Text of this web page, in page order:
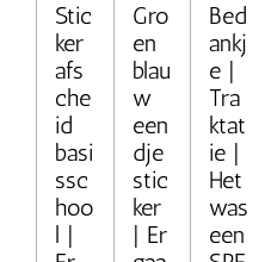
Stic
ker
afs
che
id
basi
ssc
hoo
l |
Gro
en
blau
w
een
dje
stic
ker
| Er
Bed
ankj
e |
Tra
ktat
ie |
Het
was
een